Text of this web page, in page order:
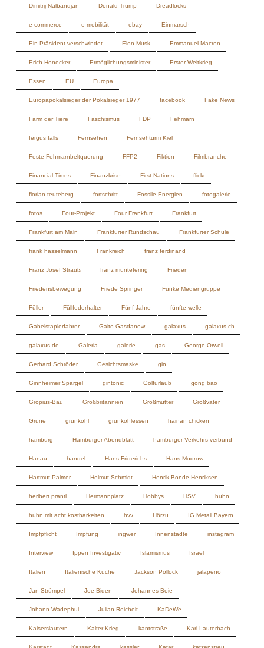
Essen EU Europa
Europapokalsieger der Pokalsieger 1977 facebook
Farm der Tiere Faschismus FDP Fehmarn
fergus falls Fernsehen Fernsehturm Kiel
Feste Fehmarnbeltquerung
Financial Times Finanzkrise First Nations flickr
florian teuteberg fortschritt Fossile Energien
fotos Four-Projekt Four Frankfurt Frankfurt
Frankfurt am Main Frankfurter Rundschau Frankfurter Schule
frank hasselmann Frankreich franz ferdinand
Franz Josef Strauß franz müntefering Frieden
Friedensbewegung Friede Springer Funke Mediengruppe
Füller Füllfederhalter Fünf Jahre fünfte welle
Gabelstaplerfahrer Gaito Gasdanow galaxus
galaxus.de Galeria galerie George Orwell
Gerhard Schröder Gesichtsmaske gin
Ginnheimer Spargel gintonic Golfurlaub gong bao
Gropius-Bau Großbritannien Großmutter Großvater
Grüne grünkohl grünkohlessen hainan chicken
hamburg Hamburger Abendblatt hamburger Verkehrs-verbund
Hanau handel Hans Friderichs Hans Modrow
Hartmut Palmer Helmut Schmidt Henrik Bonde-Henriksen
heribert prantl Hermannplatz Hobbys HSV
huhn mit acht kostbarkeiten hvv Hörzu IG Metall Bayern
Impfpflicht Impfung ingwer Innenstädte
Interview Ippen Investigativ Islamismus Israel
Italien Italienische Küche Jackson Pollock jalapeno
Jan Strümpel Joe Biden Johannes Boie
Johann Wadephul Julian Reichelt KaDeWe
Kaiserslautern Kalter Krieg kantstraße Karl Lauterbach
Karstadt Kassandra kassler Katar katzenstreu
Kaufhaus Kaufhausbrandstiftung Kaufhauskonzern
Kaufhof keith haring Kevin Keegan Kevin Kühnert
kino im kopf Klaus Ernst Klima Klimakatastrophe